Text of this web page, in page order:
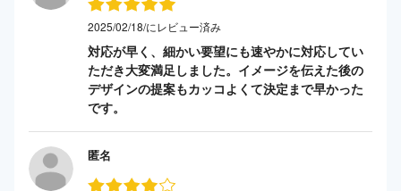
2025/02/18/にレビュー済み
対応が早く、細かい要望にも速やかに対応してい
ただき大変満足しました。イメージを伝えた後の
デザインの提案もカッコよくて決定まで早かった
です。
匿名